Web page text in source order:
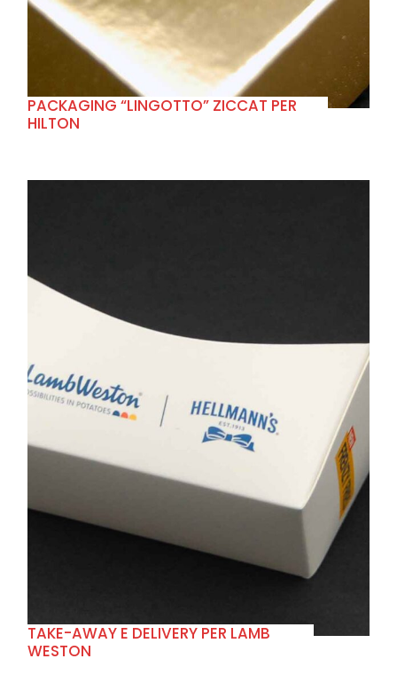
PACKAGING “LINGOTTO” ZICCAT PER
HILTON
+
TAKE-AWAY E DELIVERY PER LAMB
WESTON